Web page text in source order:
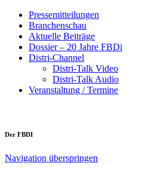
Pressemitteilungen
Branchenschau
Aktuelle Beiträge
Dossier – 20 Jahre FBDi
Distri-Channel
Distri-Talk Video
Distri-Talk Audio
Veranstaltung / Termine
Der FBDI
Navigation überspringen